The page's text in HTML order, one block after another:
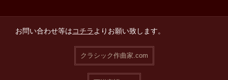
お問い合わせ等はコチラよりお願い致します。
クラシック作曲家.com